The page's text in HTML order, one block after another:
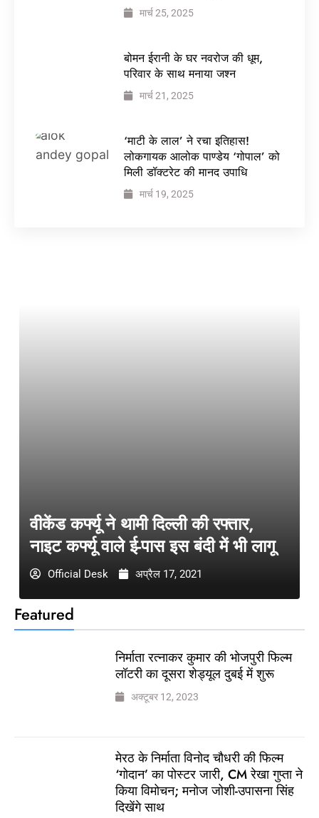
मार्च 25, 2025
बोमन ईरानी के घर नवरोज की धूम,
परिवार के साथ मनाया जश्न
मार्च 21, 2025
‘माटी के लाल’ ने रचा इतिहास!
लोकगायक आलोक पाण्डेय ‘गोपाल’ को
मिली डॉक्टरेट की मानद उपाधि
मार्च 19, 2025
Featured
निर्माता रत्नाकर कुमार की भोजपुरी फिल्म
लॉटरी का दूसरा शेड्यूल दुबई में शुरू
अक्टूबर 12, 2023
मेरठ के निर्माता विनोद चौधरी की फिल्म
‘गोदान’ का पोस्टर जारी, CM रेखा गुप्ता ने
किया विमोचन; मनोज जोशी-उपासना सिंह
दिखेंगे साथ
वीकेंड कर्फ्यू ने थामी दिल्ली की रफ्तार,
नाइट कर्फ्यू वाले ई-पास इस बंदी में भी लागू
Official Desk अप्रैल 17, 2021